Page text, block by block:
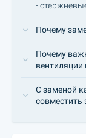
-
Почему
Почему
вентиляции
С заменой
совместить